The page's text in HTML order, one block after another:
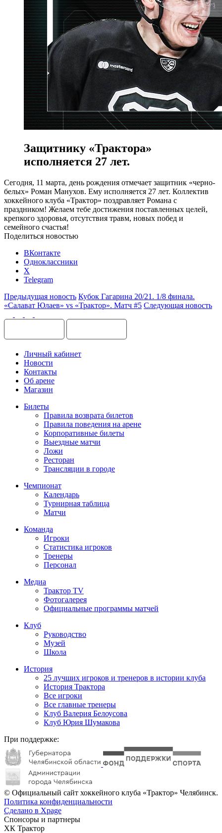
Защитнику «Трактора»
исполняется 27 лет.
Сегодня, 11 марта, день рождения отмечает защитник «черно-
белых» Роман Манухов. Ему исполняется 27 лет. Коллектив
хоккейного клуба «Трактор» поздравляет Романа с
праздником! Желаем тебе достижения поставленных целей,
крепкого здоровья, отсутствия травм, новых побед и
семейного счастья!
Поделиться новостью
ВКонтакте
Одноклассники
X
Telegram
Предыдущая новость Кубок Гагарина 20/21. 1/8 финала.
«Салават Юлаев» vs «Трактор». Матч #5 Следующая новость
Личный кабинет
Новости
Контакты
Об арене
Магазин
Билеты
Правила возврата билетов
Правила поведения на арене
Корпоративные билеты
Выездные матчи
Ложи
Ресторан
Трансляции в городе
Чемпионат
Календарь
Турнирная таблица
Матчи
Команда
Игроки
Статистика игроков
Тренеры
Персонал
Медиа
Трактор TV
Фотогалерея
Официальные программы матчей
Клуб
Руководство
Музей
Школа
История
25 лучших игроков и тренеров в истории клуба
История Трактора
Все игроки
Все главные тренеры
Клуб Валерия Белоусова
Клуб Юрия Шумакова
При поддержке:
© Официальный сайт хоккейного клуба «Трактор» Челябинск.
Политика конфиденциальности
Сделано в Xpage
Спонсоры и партнеры
ХК Трактор